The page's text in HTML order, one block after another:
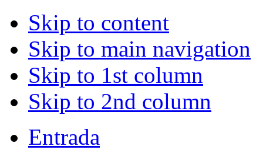
Skip to content
Skip to main navigation
Skip to 1st column
Skip to 2nd column
Entrada